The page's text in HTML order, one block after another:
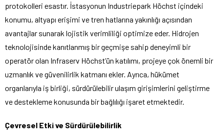
protokolleri esastır. İstasyonun Industriepark Höchst içindeki
konumu, altyapı erişimi ve tren hatlarına yakınlığı açısından
avantajlar sunarak lojistik verimliliği optimize eder. Hidrojen
teknolojisinde kanıtlanmış bir geçmişe sahip deneyimli bir
operatör olan Infraserv Höchst’ün katılımı, projeye çok önemli bir
uzmanlık ve güvenilirlik katmanı ekler. Ayrıca, hükümet
organlarıyla iş birliği, sürdürülebilir ulaşım girişimlerini geliştirme
ve destekleme konusunda bir bağlılığı işaret etmektedir.
Çevresel Etki ve Sürdürülebilirlik